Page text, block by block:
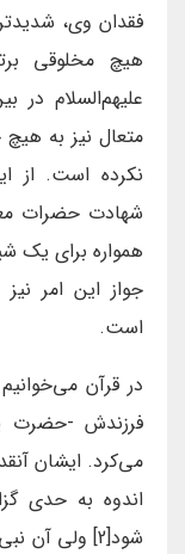
فقدان وی،
هیچ مخلوقی
علیهم‌السلام در
متعال نیز به هیچ
نکرده است. از
شهادت حضرات
همواره برای یک
جواز این امر
است.
در قرآن
فرزندش -حضرت
اندوه به حدی
شود[2] ولی